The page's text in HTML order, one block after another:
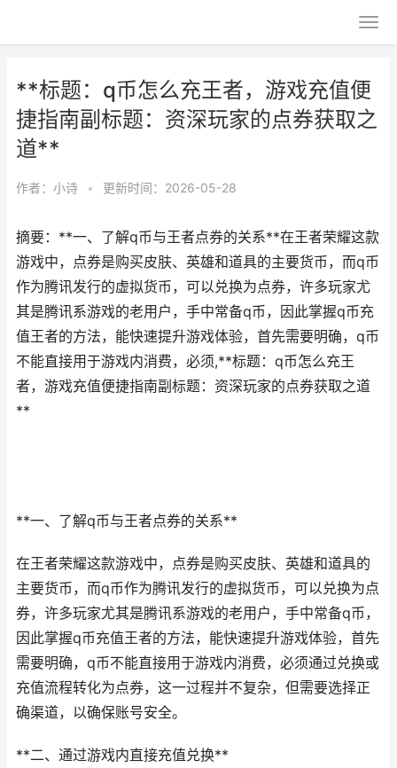
**标题：q币怎么充王者，游戏充值便
捷指南副标题：资深玩家的点券获取之
道**
作者： 小诗 • 更新时间：2026-05-28
摘要：**一、了解q币与王者点券的关系**在王者荣耀这款
游戏中，点券是购买皮肤、英雄和道具的主要货币，而q币
作为腾讯发行的虚拟货币，可以兑换为点券，许多玩家尤
其是腾讯系游戏的老用户，手中常备q币，因此掌握q币充
值王者的方法，能快速提升游戏体验，首先需要明确，q币
不能直接用于游戏内消费，必须,**标题：q币怎么充王
者，游戏充值便捷指南副标题：资深玩家的点券获取之道
**
**一、了解q币与王者点券的关系**
在王者荣耀这款游戏中，点券是购买皮肤、英雄和道具的
主要货币，而q币作为腾讯发行的虚拟货币，可以兑换为点
券，许多玩家尤其是腾讯系游戏的老用户，手中常备q币，
因此掌握q币充值王者的方法，能快速提升游戏体验，首先
需要明确，q币不能直接用于游戏内消费，必须通过兑换或
充值流程转化为点券，这一过程并不复杂，但需要选择正
确渠道，以确保账号安全。
**二、通过游戏内直接充值兑换**